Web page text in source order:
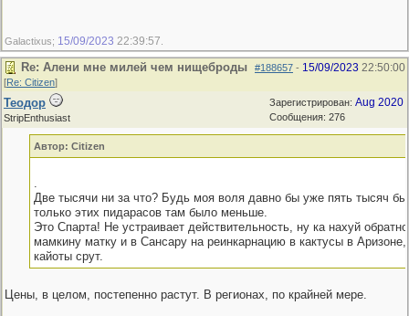
Galactixus; 15/09/2023 22:39:57
#188657 - 15/09/2023 22:50:00
Re: Алени мне милей чем нищеброды
[Re: Citizen]
Зарегистрирован: Aug 2020
Сообщения: 276
Теодор
StripEnthusiast
Автор: Citizen
.
Две тысячи ни за что? Будь моя воля давно бы уже пять тысяч
только этих пидарасов там было меньше.
Это Спарта! Не устраивает действительность, ну ка нахуй
мамкину матку и в Сансару на реинкарнацию в кактусы в
кайоты срут.
Цены, в целом, постепенно растут. В регионах, по крайней мере.